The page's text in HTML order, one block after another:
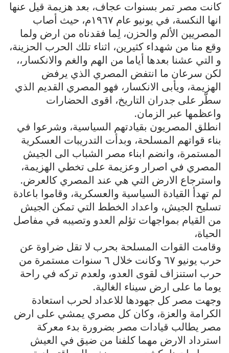
كانت مصر تمر بسنوات عجاف، بعد هزيمة قيل عنها
انها النكسة، في يونيو عام ١٩٦٧م، حيث أصاب
المصريين الألم والحزن، لِما فقدناه من ارض ولما
وقع منا من شهداء كثيرين، اثناء تلك الحرب الحزينة،
و التي عشنا بعدها أياما من الهم والغم والانكسار،،
لكن سرعان ما انتفض المصري الذي يرفض
الهزيمة، ويأبى الانكسار، فهو المصري القديم الذي
سطّر على جدران التاريخ، اقوى الحضارات
واعظمها عبر الزمان.
انطلق المصريون بقيادتهم السياسية، وشرعوا في
بناء قواتهم المسلحة، وبدأت التدريبات العسكرية
المستمرة، وانضم ابناء مصر الشباب الى الجيش
المصري في اصرار وعزيمة على تخطي الهزيمة،
واسترجاع الارض التي هي عند المصري كالعرض.
لم تهدأ القيادة السياسية والعسكرية، وقاموا باعادة
تسليح الجيش، واعداد الخطط التي تمكن الجيش
من القيام بمواجهات تؤلم العدو وتصيبه في مفاصل
الحياة،
وقامت القوات المسلحة بحرب لا تقل ضراوة عن
حرب يونيو ٦٧ وكانت خلال ٦ سنوات مستمرة من
حرب استنزاف لقوى العدو، ولعدم تركه في راحة
يوما ما على ارض سيناء الغالية.
وجهت مصر كل جهودها للاعداد لحرب استعادة
الكرامة والعزة، وكان كل مصري يمشي على ارض
مصر يطالب قيادات مصر بضرورة بدء معركة
استرداد الارض مهما كلفنا من ضيق في العيش